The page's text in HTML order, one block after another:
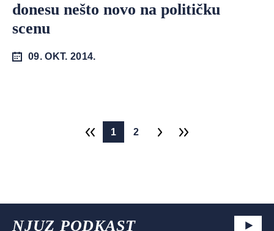
donesu nešto novo na političku
scenu
09. OKT. 2014.
1 2
NJUZ PODKAST